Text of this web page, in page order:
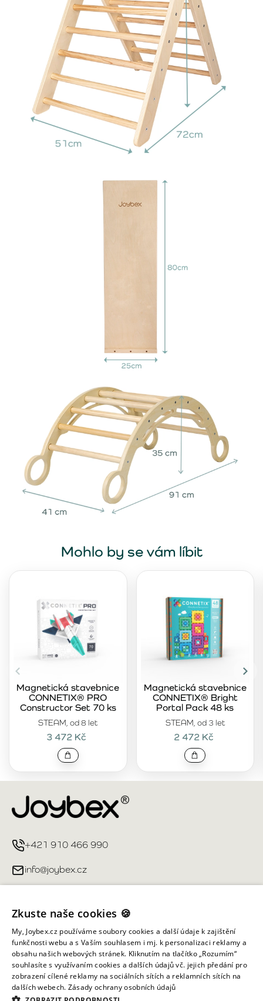
Mohlo by se vám líbit
STEAM, od 8 let
Magnetická stavebnice
CONNETIX® PRO
Constructor Set 70 ks
3 472 Kč
STEAM, od 3 let
Magnetická stavebnice
CONNETIX® Bright
Portal Pack 48 ks
2 472 Kč
+421 910 466 990
info@joybex.cz
Můj účet
Informace obchodu
Všechna práva vyhrazena ©
Zkuste naše cookies 🍪
My, Joybex.cz používáme soubory cookies a další údaje k zajištění
funkčnosti webu a s Vaším souhlasem i mj. k personalizaci reklamy a
obsahu našich webových stránek. Kliknutím na tlačítko „Rozumím“
souhlasíte s využívaním cookies a dalších údajů vč. jejich předání pro
zobrazení cílené reklamy na sociálních sítích a reklamních sítích na
dalších webech. Zásady ochrany osobních údajů